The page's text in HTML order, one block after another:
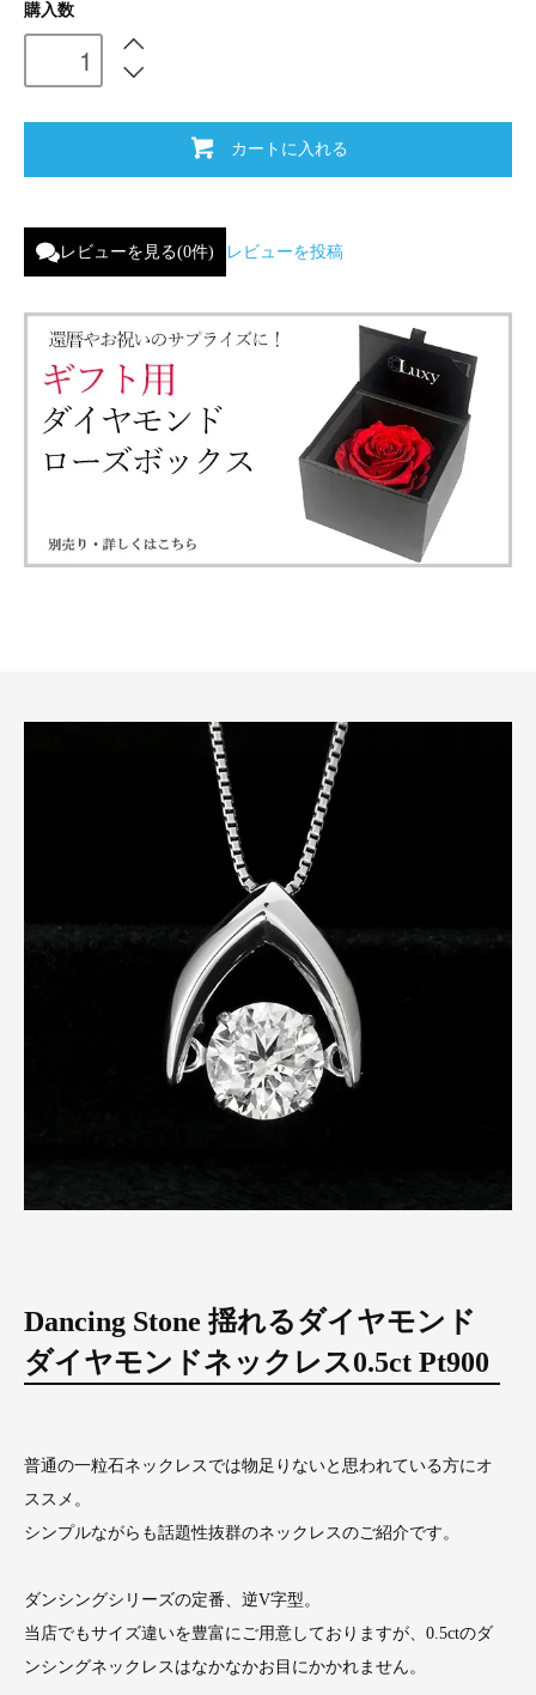
購入数
カートに入れる
レビューを見る(0件) レビューを投稿
Dancing Stone 揺れるダイヤモンド
ダイヤモンドネックレス0.5ct Pt900
普通の一粒石ネックレスでは物足りないと思われている方にオ
ススメ。
シンプルながらも話題性抜群のネックレスのご紹介です。
ダンシングシリーズの定番、逆V字型。
当店でもサイズ違いを豊富にご用意しておりますが、0.5ctのダ
ンシングネックレスはなかなかお目にかかれません。